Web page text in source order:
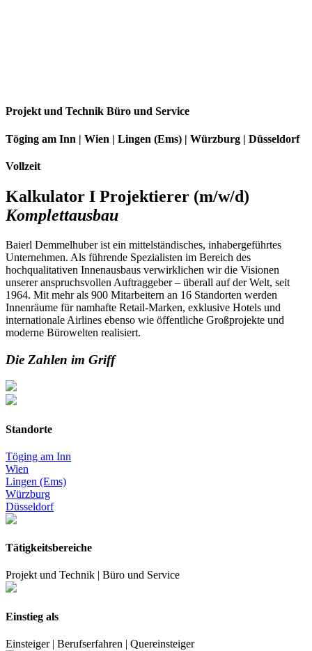
Projekt und Technik Büro und Service
Töging am Inn | Wien | Lingen (Ems) | Würzburg | Düsseldorf
Vollzeit
Kalkulator I Projektierer (m/w/d)
Komplettausbau
Baierl Demmelhuber ist ein mittelständisches, inhabergeführtes
Unternehmen. Als führende Spezialisten im Bereich des
hochqualitativen Innenausbaus verwirklichen wir die Visionen
unserer anspruchsvollen Auftraggeber – überall auf der Welt, seit
1964. Mit mehr als 900 Mitarbeitern an 16 Standorten werden
Innenräume für namhafte Retail-Marken, exklusive Hotels und
internationale Airlines ebenso wie öffentliche Großprojekte und
moderne Bürowelten realisiert.
Die Zahlen im Griff
Standorte
Töging am Inn
Wien
Lingen (Ems)
Würzburg
Düsseldorf
Tätigkeitsbereiche
Projekt und Technik | Büro und Service
Einstieg als
Einsteiger | Berufserfahren | Quereinsteiger